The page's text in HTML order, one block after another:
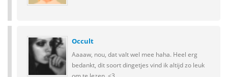
Occult
Aaaaw, nou, dat valt wel mee haha. Heel erg
bedankt, dit soort dingetjes vind ik altijd zo leuk